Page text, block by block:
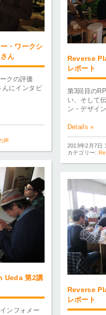
Reverse
レポート
第3回目の
い、そして
ン・デザイ
Details »
2013年2月7日
カテゴリー:
・ワークシ
ん
クの評価
んにインタビ
声
Ueda 第2講
ンフォメー
Reverse
レポート